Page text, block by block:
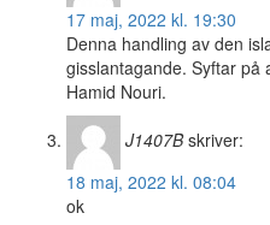
17 maj, 2022 kl. 19:30
Denna handling av den
gisslantagande. Syftar på
Hamid Nouri.
J1407B skriver:
18 maj, 2022 kl. 08:04
ok